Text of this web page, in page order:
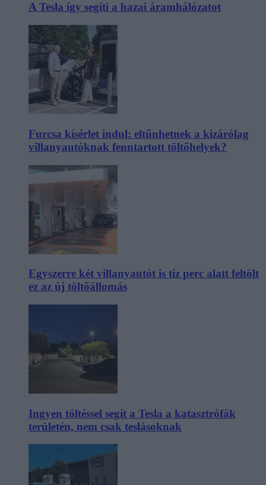
A Tesla így segíti a hazai áramhálózatot
Furcsa kísérlet indul: eltűnhetnek a kizárólag
villanyautóknak fenntartott töltőhelyek?
Egyszerre két villanyautót is tíz perc alatt feltölt
ez az új töltőállomás
Ingyen töltéssel segít a Tesla a katasztrófák
területén, nem csak teslásoknak